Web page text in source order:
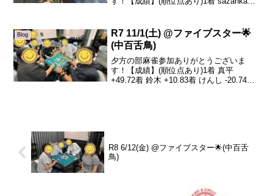
プはs...
Blog
R7 11/1(土) @ファイブスター🌟
(中百舌鳥)
夕方の部麻雀参加ありがとうございま
す！【成績】(順位点あり)1着 真平
+49.72着 鈴木 +10.83着 けんし -20.74着
R8 6/12(金) @ファイブスター🌟(中百舌
鳥)